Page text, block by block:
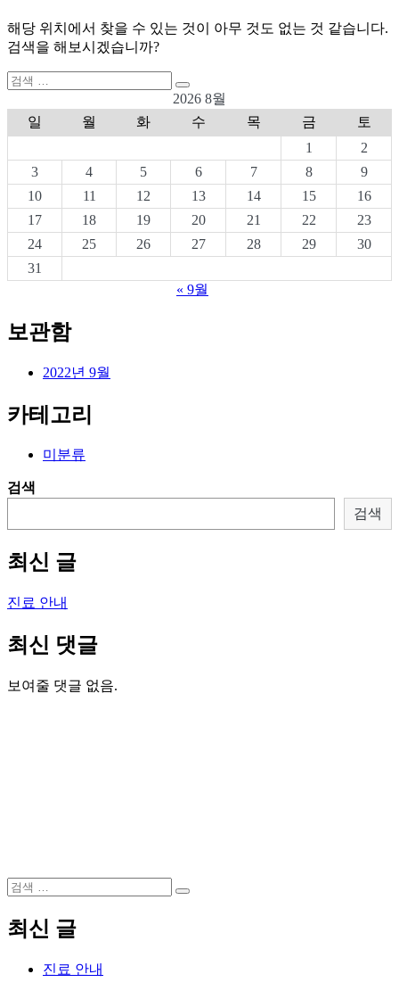
해당 위치에서 찾을 수 있는 것이 아무 것도 없는 것 같습니다.
검색을 해보시겠습니까?
검
검
색
2026 8월
일
월 화 수 목 금
토
1
2
3
4 5 6 7 8
9
10
11 12 13 14 15
16
17
18 19 20 21 22
23
24
25 26 27 28 29
30
31
« 9월
보관함
2022년 9월
카테고리
미분류
검색
검색
최신 글
진료 안내
최신 댓글
보여줄 댓글 없음.
검
검
최신 글
진료 안내